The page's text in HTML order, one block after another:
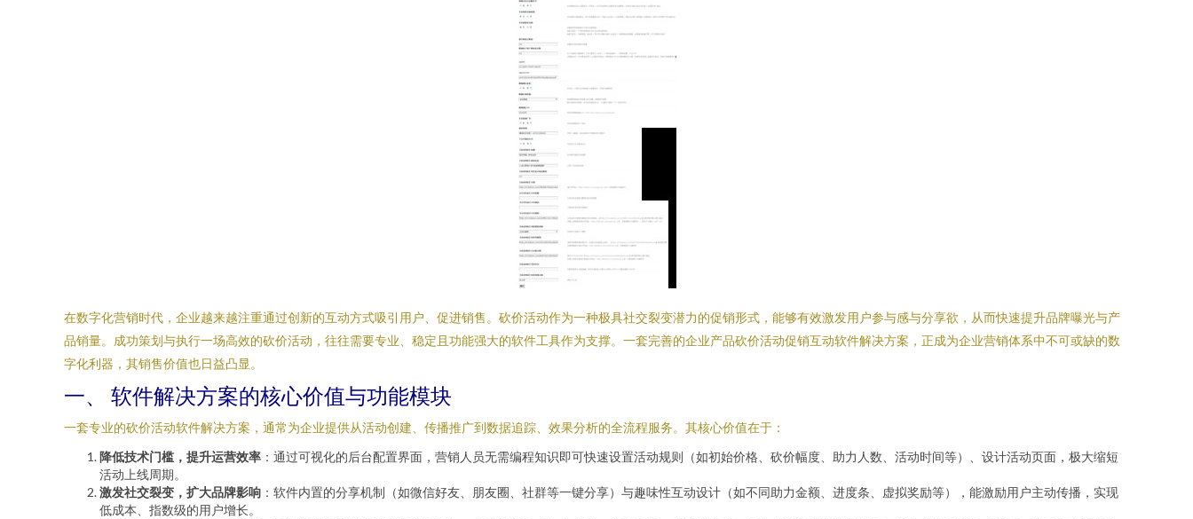
在数字化营销时代，企业越来越注重通过创新的互动方式吸引用户、促进销售。砍价活动作为一种极具社交裂变潜力的促销形式，能够有效激发用户参与感与分享欲，从而快速提升品牌曝光与产
品销量。成功策划与执行一场高效的砍价活动，往往需要专业、稳定且功能强大的软件工具作为支撑。一套完善的企业产品砍价活动促销互动软件解决方案，正成为企业营销体系中不可或缺的数
字化利器，其销售价值也日益凸显。
一、 软件解决方案的核心价值与功能模块
一套专业的砍价活动软件解决方案，通常为企业提供从活动创建、传播推广到数据追踪、效果分析的全流程服务。其核心价值在于：
降低技术门槛，提升运营效率 ：通过可视化的后台配置界面，营销人员无需编程知识即可快速设置活动规则（如初始价格、砍价幅度、助力人数、活动时间等）、设计活动页面，极大缩短
活动上线周期。
激发社交裂变，扩大品牌影响 ：软件内置的分享机制（如微信好友、朋友圈、社群等一键分享）与趣味性互动设计（如不同助力金额、进度条、虚拟奖励等），能激励用户主动传播，实现
低成本、指数级的用户增长。